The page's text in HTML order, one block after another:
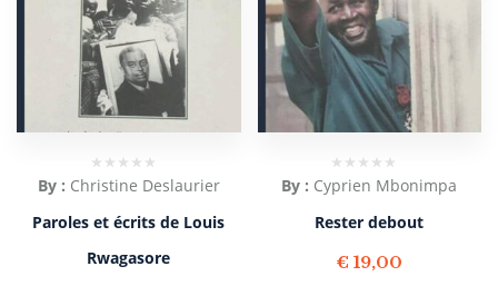
By : Christine Deslaurier
Paroles et écrits de Louis
Rwagasore
By : Cyprien Mbonimpa
Rester debout
€ 19,00